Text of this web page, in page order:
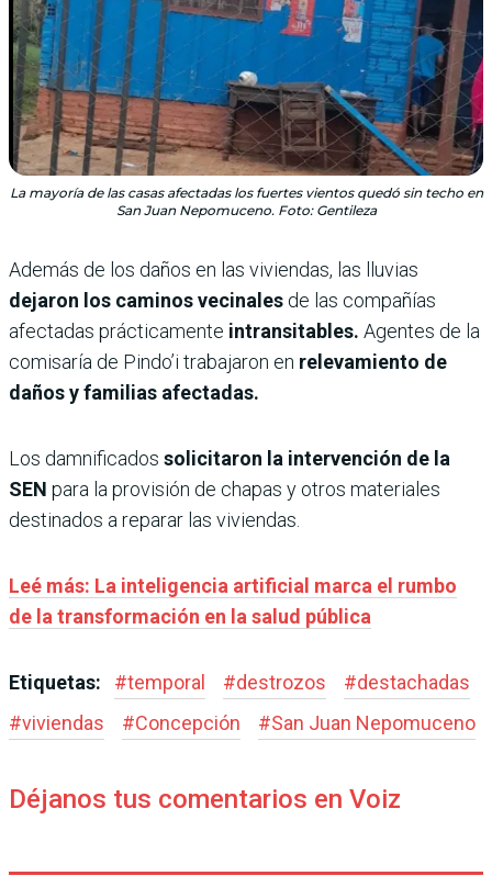
La mayoría de las casas afectadas los fuertes vientos quedó sin techo en
San Juan Nepomuceno. Foto: Gentileza
Además de los daños en las viviendas, las lluvias
dejaron los caminos vecinales de las compañías
afectadas prácticamente intransitables. Agentes de la
comisaría de Pindo’i trabajaron en relevamiento de
daños y familias afectadas.
Los damnificados solicitaron la intervención de la
SEN para la provisión de chapas y otros materiales
destinados a reparar las viviendas.
Leé más: La inteligencia artificial marca el rumbo
de la transformación en la salud pública
Etiquetas: #temporal #destrozos #destachadas
#viviendas #Concepción #San Juan Nepomuceno
Déjanos tus comentarios en Voiz